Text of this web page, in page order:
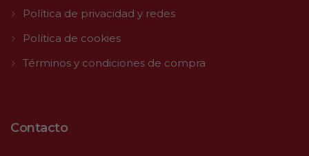
Política de privacidad y redes
Política de cookies
Términos y condiciones de compra
Contacto